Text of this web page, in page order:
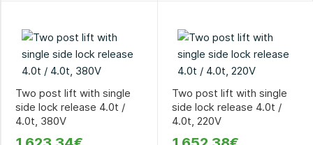
Two post lift with single
side lock release 4.0t /
4.0t, 380V
Two post lift with single
side lock release 4.0t /
4.0t, 220V